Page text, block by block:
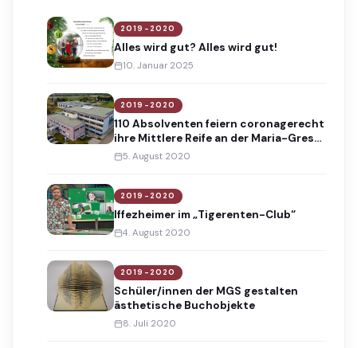
2019-2020
Alles wird gut? Alles wird gut!
10. Januar 2025
2019-2020
110 Absolventen feiern coronagerecht
ihre Mittlere Reife an der Maria-Gress-
Schule
5. August 2020
2019-2020
Iffezheimer im „Tigerenten-Club“
4. August 2020
2019-2020
Schüler/innen der MGS gestalten
ästhetische Buchobjekte
8. Juli 2020